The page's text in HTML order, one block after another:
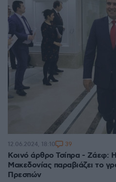
Κοινό άρθρο Τσίπρα - Ζάεφ:
Μακεδονίας παραβιάζει το
Πρεσπών
12.06.2024, 18:10 39